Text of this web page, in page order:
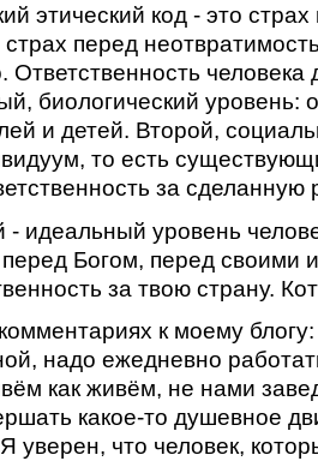
этический код - это
перед
Ответственность
биологический уровень:
и детей. Второй,
то есть
за сделанную
- идеальный уровень
перед Богом, перед своими
за твою страну.
к моему
надо ежедневно
как живём, не нами
какое-то душевное
уверен, что человек,